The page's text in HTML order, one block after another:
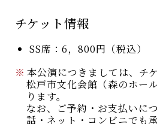
チケット情報
SS席：6，800円（税込）
※ 本公演につきましては、チ
松戸市文化会館（森のホー
ります。
なお、ご予約・お支払いに
話・ネット・コンビニでも承